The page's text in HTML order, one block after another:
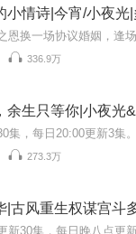
小情诗|今宵/小夜光
336.9万
余生只等你|小夜光
集，每日20:00更新3
273.3万
|古风重生权谋宫斗